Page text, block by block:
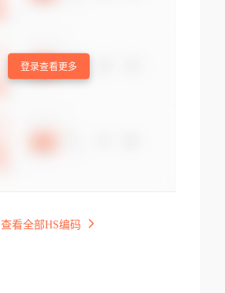
登录查看更多
查看全部HS编码